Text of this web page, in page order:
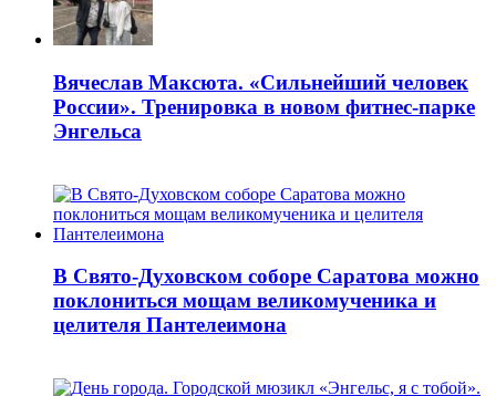
Вячеслав Максюта. «Сильнейший человек
России». Тренировка в новом фитнес-парке
Энгельса
В Свято-Духовском соборе Саратова можно
поклониться мощам великомученика и
целителя Пантелеимона